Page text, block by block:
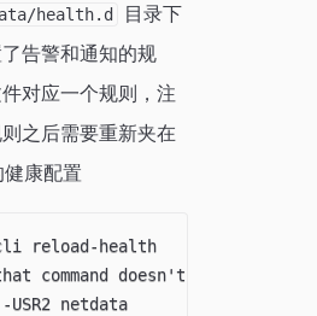
health.d
目录下
告警和通知的规
对应一个规则，注
之后需要重新夹在
康配置
netdatacli reload-health
command doesn't work on
-USR2 netdata